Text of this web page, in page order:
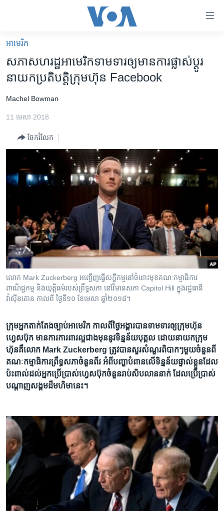
គេហទំព័រ​
ទាក់ទង
និង​
ទំព័រ​
និង​
រចនា
សម្ព័ន្ធ​
រំលង​
និង​
ទៅ​
កាន់​
ស្វែង​
រក
កម្ពុជាច្នៃប្រតិដ្ឋ
ព្រឹត្តិការណ៍ព័ត៌មាន
ទូរទស្សន៍ / វីដេអូ​
កម្មវិធីទាំងអស់
Khmer English
បណ្តាញ​សង្គម
អាមេរិក​
សភា​សហរដ្ឋ​អាមេរិក​ទាមទារ​ឲ្យ​មាន​ការ​ផ្លាស់ប្តូរ​
នាយក​ប្រតិបត្តិ​ក្រុមហ៊ុន Facebook
Machel Bowman
11 មេសា 2018
ចែករំលែក
លោក Mark Zuckerberg អញ្ជើញ​ធ្វើ​សក្ខីកម្ម​នៅ​ចំពោះ​មុខ​គណៈកម្មាធិការ​
ពាណិជ្ជកម្ម និង​យុត្តិធម៌​របស់​ព្រឹទ្ធសភា នៅ​វិមាន​សភា Capitol Hill ក្នុង​រដ្ឋធានី​
វ៉ាស៊ីនតោន កាលពី ថ្ងៃទី១០ ខែមេសា ឆ្នាំ២០១៨។
ក្រុម​អ្នក​តាក់តែង​ច្បាប់​អាមេរិក​ ​កាល​ពី​ថ្ងៃ​អង្គារ​បាន​ទាមទារ​ឲ្យ​​​ក្រុមហ៊ុន​
ហ្វេសប៊ុក មាន​ការ​ការពារ​ល្អ​​ជាង​មុន​នូវ​​ទិន្នន័យ​បុគ្គល ដោយ​នាយកក្រុម
ហ៊ុន​គឺ​លោក Mark Zuckerberg ត្រូវ​បាន​​សួរ​សំណួរ​ពិបាកៗ​មួយ​ចំនួន​ពី​
គណៈកម្មាធិការ​ព្រឹទ្ធសភា​ចំនួន​ពីរ អំពី​បញ្ហា​​បំពាន​លើ​ទិន្នន័យ​ផ្ទាល់​ខ្លួន​ដែល​
ប៉ះពាល់​ដល់​អ្នក​ប្រើប្រាស់​ហ្វេសប៊ុក​ចំនួន​រាប់​សិប​លាន​នាក់ ដែល​ប្រើប្រាស់​
បណ្តាញ​សង្គម​ដ៏​មហិមា​នេះ។